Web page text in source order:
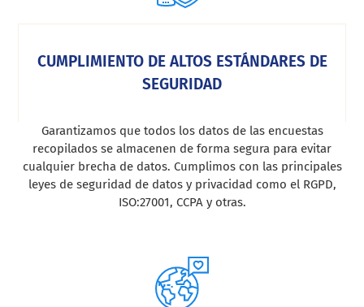
CUMPLIMIENTO DE ALTOS ESTÁNDARES DE
SEGURIDAD
Garantizamos que todos los datos de las encuestas
recopilados se almacenen de forma segura para evitar
cualquier brecha de datos. Cumplimos con las principales
leyes de seguridad de datos y privacidad como el RGPD,
ISO:27001, CCPA y otras.